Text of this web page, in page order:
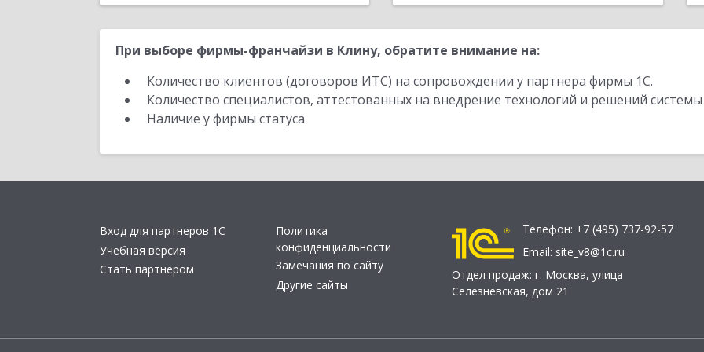
При выборе фирмы-франчайзи в Клину, обратите внимание на:
Количество клиентов (договоров ИТС) на сопровождении у партнера фирмы 1С.
Количество специалистов, аттестованных на внедрение технологий и решений
Наличие у фирмы статуса
Вход для партнеров 1С
Учебная версия
Стать партнером
Политика
конфиденциальности
Замечания по сайту
Другие сайты
Телефон: +7 (495) 737-92-57
Email: site_v8@1c.ru
Отдел продаж: г. Москва, улица
Селезнёвская, дом 21